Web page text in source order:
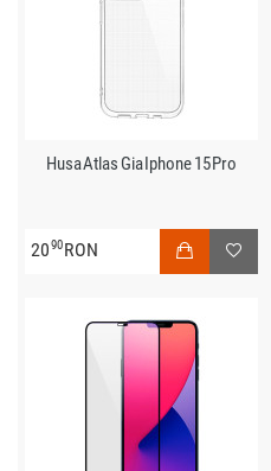
Husa Atlas Gia Iphone 15 Pro
2090RON